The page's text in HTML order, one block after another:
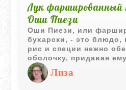
Лук фаршированный
Оши Пиези
Оши Пиези, или
бухарски, - это блюдо,
рис и специи нежно
оболочку, придавая
сочность и аромат.
тает во рту, и его
временем, неизменно
Лиза